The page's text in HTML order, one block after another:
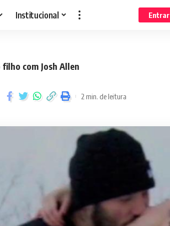
Institucional Entrar
com Josh Allen
2 min. de leitura